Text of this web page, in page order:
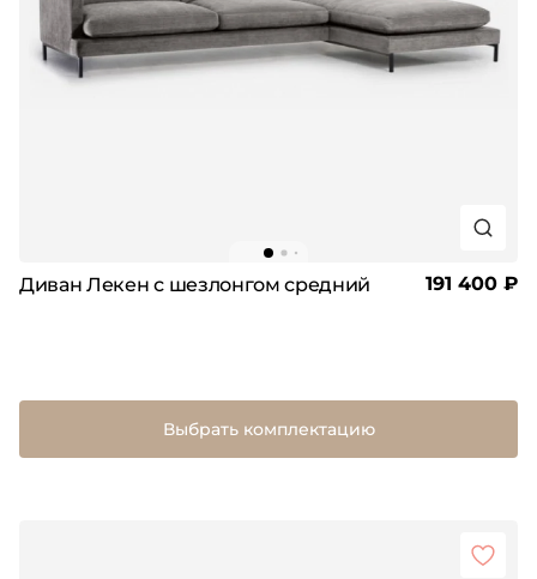
Диван Лекен с шезлонгом средний 191 400 ₽
Выбрать комплектацию